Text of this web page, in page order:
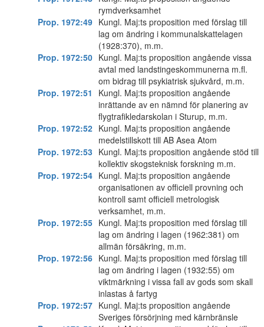
rymdverksamhet
Prop. 1972:49 Kungl. Maj:ts proposition med förslag till
lag om ändring i kommunalskattelagen
(1928:370), m.m.
Prop. 1972:50 Kungl. Maj:ts proposition angående vissa
avtal med landstingeskommunerna m.fl.
om bidrag till psykiatrisk sjukvård, m.m.
Prop. 1972:51
Kungl. Maj:ts proposition angående
inrättande av en nämnd för planering av
flygtrafikledarskolan i Sturup, m.m.
Prop. 1972:52 Kungl. Maj:ts proposition angående
medelstillskott till AB Asea Atom
Prop. 1972:53 Kungl. Maj:ts proposition angående stöd till
kollektiv skogsteknisk forskning m.m.
Prop. 1972:54 Kungl. Maj:ts proposition angående
organisationen av officiell provning och
kontroll samt officiell metrologisk
verksamhet, m.m.
Prop. 1972:55 Kungl. Maj:ts proposition med förslag till
lag om ändring i lagen (1962:381) om
allmän försäkring, m.m.
Prop. 1972:56 Kungl. Maj:ts proposition med förslag till
lag om ändring i lagen (1932:55) om
viktmärkning i vissa fall av gods som skall
inlastas å fartyg
Prop. 1972:57 Kungl. Maj:ts proposition angående
Sveriges försörjning med kärnbränsle